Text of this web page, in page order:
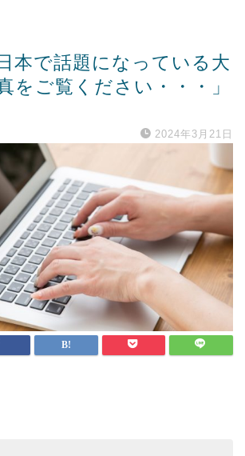
相互RSS
本で話題になっている大
をご覧ください・・・」
2024年3月21日